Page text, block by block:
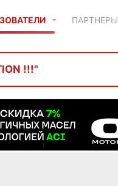
ПАРТНЕРЫ
!!!"